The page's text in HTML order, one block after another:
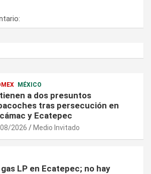
MÉXICO
a dos presuntos
tras persecución en
y Ecatepec
2026 Medio Invitado
LP en Ecatepec; no hay